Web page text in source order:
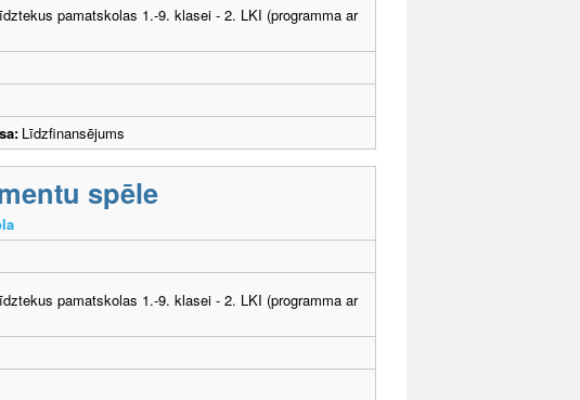
pamatskolas 1.-9. klasei - 2. LKI (programma ar
Līdzfinansējums
spēle
pamatskolas 1.-9. klasei - 2. LKI (programma ar